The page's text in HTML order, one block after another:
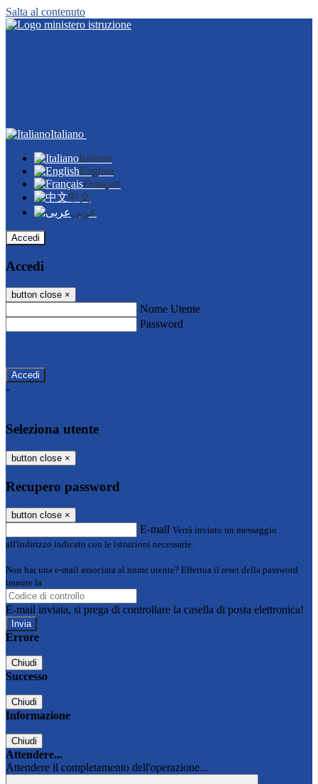
Salta al contenuto
Italiano
Italiano
English
Français
中文
عربى
Accedi
Accedi
button close ×
Nome Utente
Password
-
Seleziona utente
button close ×
Recupero password
button close ×
E-mail Verrà inviato un messaggio
all'indirizzo indicato con le istruzioni necessarie.
Non hai una e-mail associata al nome utente? Effettua il reset della password
tramite la
E-mail inviata, si prega di controllare la casella di posta elettronica!
Errore
Chiudi
Successo
Chiudi
Informazione
Chiudi
Attendere...
Attendere il completamento dell'operazione...